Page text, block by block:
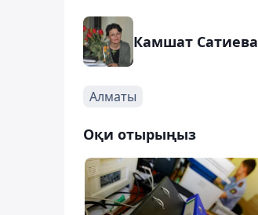
Камшат Сатиева
Алматы
Оқи отырыңыз